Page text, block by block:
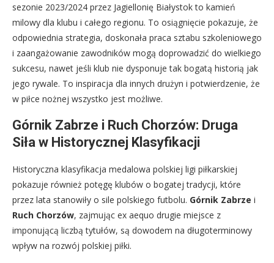
sezonie 2023/2024 przez Jagiellonię Białystok to kamień
milowy dla klubu i całego regionu. To osiągnięcie pokazuje, że
odpowiednia strategia, doskonała praca sztabu szkoleniowego
i zaangażowanie zawodników mogą doprowadzić do wielkiego
sukcesu, nawet jeśli klub nie dysponuje tak bogatą historią jak
jego rywale. To inspiracja dla innych drużyn i potwierdzenie, że
w piłce nożnej wszystko jest możliwe.
Górnik Zabrze i Ruch Chorzów: Druga
Siła w Historycznej Klasyfikacji
Historyczna klasyfikacja medalowa polskiej ligi piłkarskiej
pokazuje również potęgę klubów o bogatej tradycji, które
przez lata stanowiły o sile polskiego futbolu. Górnik Zabrze i
Ruch Chorzów, zajmując ex aequo drugie miejsce z
imponującą liczbą tytułów, są dowodem na długoterminowy
wpływ na rozwój polskiej piłki.